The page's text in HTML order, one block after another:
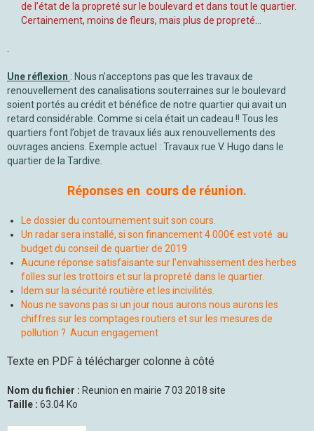
de l’état de la propreté sur le boulevard et dans tout le quartier.
Certainement, moins de fleurs, mais plus de propreté…
Une réflexion : Nous n’acceptons pas que les travaux de
renouvellement des canalisations souterraines sur le boulevard
soient portés au crédit et bénéfice de notre quartier qui avait un
retard considérable. Comme si cela était un cadeau !! Tous les
quartiers font l’objet de travaux liés aux renouvellements des
ouvrages anciens. Exemple actuel : Travaux rue V. Hugo dans le
quartier de la Tardive
Réponses en cours de réunion.
Le dossier du contournement suit son cours.
Un radar sera installé, si son financement 4 000€ est voté au
budget du conseil de quartier de 2019
Aucune réponse satisfaisante sur l’envahissement des herbes
folles sur les trottoirs et sur la propreté dans le quartier.
Idem sur la sécurité routière et les incivilités.
Nous ne savons pas si un jour nous aurons nous aurons les
chiffres sur les comptages routiers et sur les mesures de
pollution ? Aucun engagement
Texte en PDF à télécharger colonne à côté
Nom du fichier : Reunion en mairie 7 03 2018 site
Taille : 63.04 Ko